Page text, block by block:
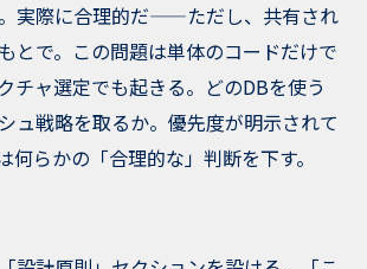
実際に合理的だ——ただし、共有され
とで。この問題は単体のコードだけで
チャ選定でも起きる。どのDBを使う
ュ戦略を取るか。優先度が明示されて
何らかの「合理的な」判断を下す。